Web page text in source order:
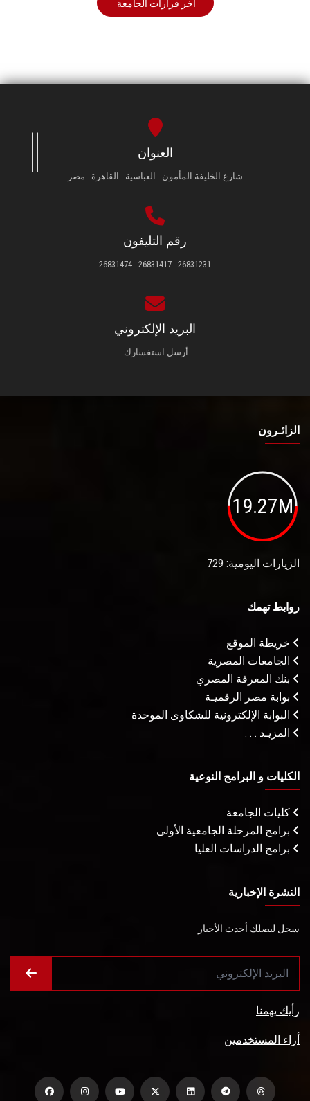
أخر قرارات الجامعة
العنوان
شارع الخليفة المأمون - العباسية - القاهرة - مصر
رقم التليفون
26831231 - 26831417 - 26831474
البريد الإلكتروني
أرسل استفسارك.
الزائـرون
19.27M
الزيارات اليومية: 729
روابط تهمك
خريطة الموقع
الجامعات المصرية
بنك المعرفة المصري
بوابة مصر الرقميـة
البوابة الإلكترونية للشكاوى الموحدة
المزيـد . . .
الكليات و البرامج النوعية
كليات الجامعة
برامج المرحلة الجامعية الأولى
برامج الدراسات العليا
النشرة الإخبارية
سجل ليصلك أحدث الأخبار
رأيك يهمنا
أراء المستخدمين